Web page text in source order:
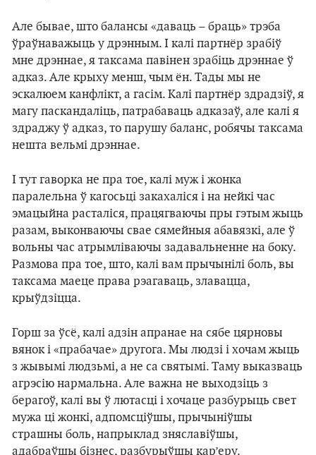
Але бывае, што балансы «даваць – браць» трэба
ўраўнаважыць у дрэнным. І калі партнёр зрабіў
мне дрэннае, я таксама павінен зрабіць дрэннае ў
адказ. Але крыху менш, чым ён. Тады мы не
эскалюем канфлікт, а гасім. Калі партнёр здрадзіў, я
магу паскандаліць, патрабаваць адказаў, але калі я
здраджу ў адказ, то парушу баланс, робячы таксама
нешта вельмі дрэннае.
І тут гаворка не пра тое, калі муж і жонка
паралельна ў кагосьці закахаліся і на нейкі час
эмацыйна расталіся, працягваючы пры гэтым жыць
разам, выконваючы свае сямейныя абавязкі, але ў
вольны час атрымліваючы задавальненне на боку.
Размова пра тое, што, калі вам прычынілі боль, вы
таксама маеце права рэагаваць, злавацца,
крыўдзіцца.
Горш за ўсё, калі адзін апранае на сябе цярновы
вянок і «прабачае» другога. Мы людзі і хочам жыць
з жывымі людзьмі, а не са святымі. Таму выказваць
агрэсію нармальна. Але важна не выходзіць з
берагоў, калі вы ў лютасці і хочаце разбурыць свет
мужа ці жонкі, адпомсціўшы, прычыніўшы
страшны боль, напрыклад зняславіўшы,
адабраўшы бізнес, разбурыўшы кар’еру.